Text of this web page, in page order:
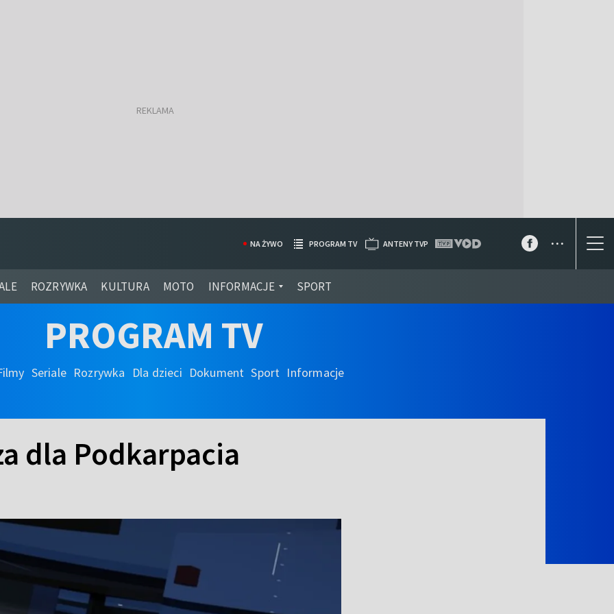
ROZRYWKA KULTURA MOTO INFORMACJE SPORT
NA ŻYWO PROGRAM TV ANTENY TVP ...
PROGRAM TV
Seriale Rozrywka Dla dzieci Dokument Sport Informacje
dla Podkarpacia